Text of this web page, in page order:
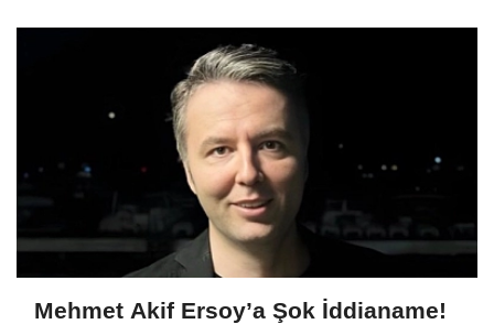
Mehmet Akif Ersoy’a Şok İddianame!